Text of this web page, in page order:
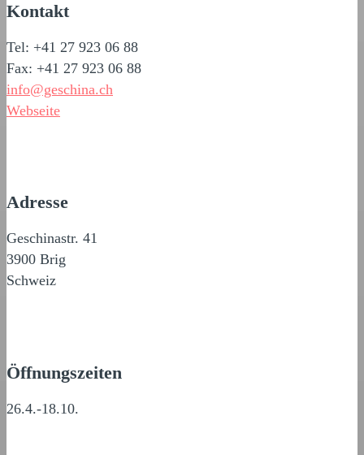
Kontakt
Tel: +41 27 923 06 88
Fax: +41 27 923 06 88
info@geschina.ch
Webseite
Adresse
Geschinastr. 41
3900 Brig
Schweiz
Öffnungszeiten
26.4.-18.10.